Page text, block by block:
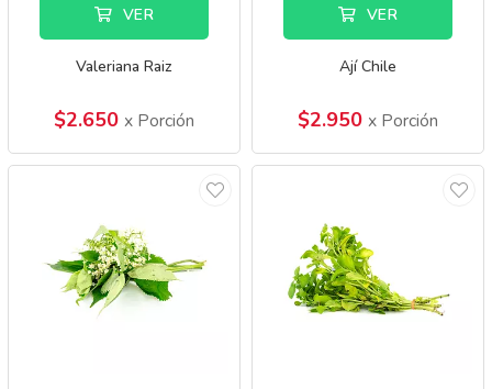
VER
Valeriana Raiz
$2.650 x Porción
VER
Ají Chile
$2.950 x Porción